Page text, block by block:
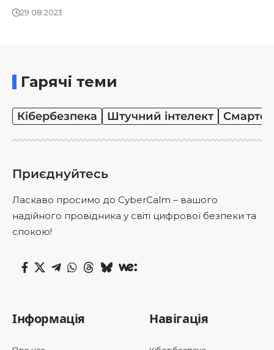
29.08.2023
Гарячі теми
Кібербезпека Штучний інтелект
Приєднуйтесь
Ласкаво просимо до CyberCalm – вашого
надійного провідника у світі цифрової безпеки та
спокою!
Інформація Навігація